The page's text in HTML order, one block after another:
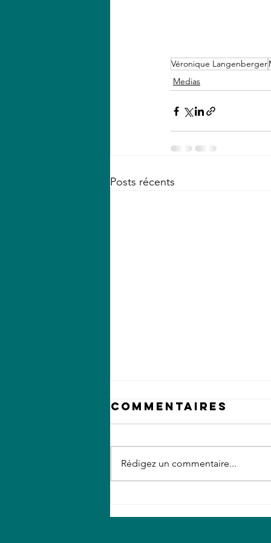
Véronique Langenberger
Medias
Posts récents
Nawakiran,
Commentaires
Rédigez un commentaire...